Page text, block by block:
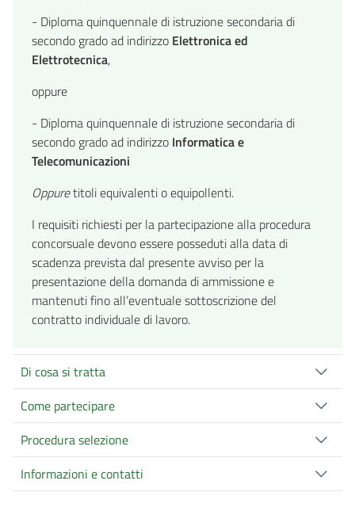
- Diploma quinquennale di istruzione secondaria di
secondo grado ad indirizzo Elettronica ed
Elettrotecnica,
oppure
- Diploma quinquennale di istruzione secondaria di
secondo grado ad indirizzo Informatica e
Telecomunicazioni
Oppuretitoli equivalenti o equipollenti.
I requisiti richiesti per la partecipazione alla procedura
concorsuale devono essere posseduti alla data di
scadenza prevista dal presente avviso per la
presentazione della domanda di ammissione e
mantenuti fino all’eventuale sottoscrizione del
contratto individuale di lavoro.
Di cosa si tratta
Come partecipare
Procedura selezione
Informazioni e contatti